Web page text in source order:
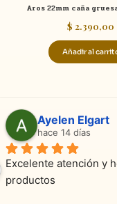
Aros 22mm caña
$ 2.390,00
Añadir al
Sandra Ramos
hace 4 meses
Excelente atención
en todo momento con